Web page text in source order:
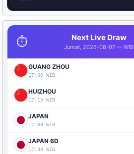
⏱️ Next Live Draw
Jumat, 2026-08-07 — WIB
GUANG ZHOU
17:00 WIB
HUIZHOU
17:15 WIB
JAPAN
17:30 WIB
JAPAN 6D
17:30 WIB